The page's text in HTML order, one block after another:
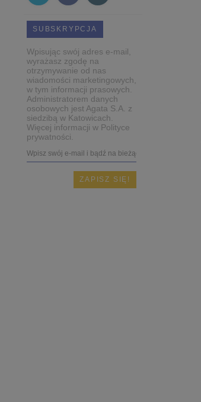
SUBSKRYPCJA
Wpisując swój adres e-mail,
wyrażasz zgodę na
otrzymywanie od nas
wiadomości marketingowych,
w tym informacji prasowych.
Administratorem danych
osobowych jest Agata S.A. z
siedzibą w Katowicach.
Więcej informacji w Polityce
prywatności.